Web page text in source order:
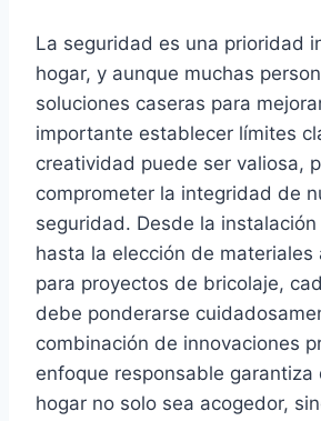
La seguridad es una prioridad
hogar, y aunque muchas
soluciones caseras para
importante establecer límites
creatividad puede ser valiosa,
comprometer la integridad de
seguridad. Desde la
hasta la elección de materiales
para proyectos de bricolaje,
debe ponderarse
combinación de innovaciones
enfoque responsable garantiza
hogar no solo sea acogedor,